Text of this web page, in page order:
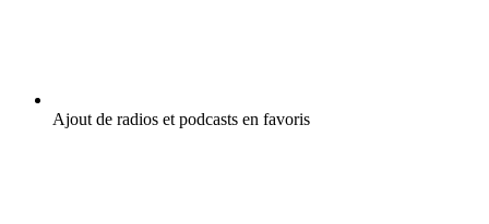
Ajout de radios et podcasts en favoris